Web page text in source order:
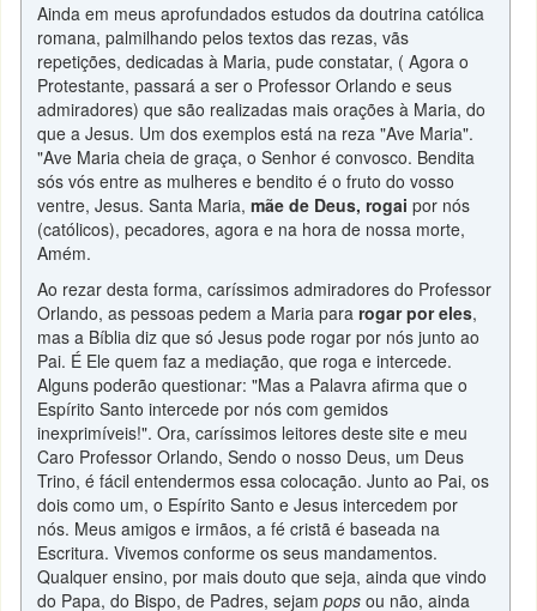
Ainda em meus aprofundados estudos da doutrina católica
romana, palmilhando pelos textos das rezas, vãs
repetições, dedicadas à Maria, pude constatar, ( Agora o
Protestante, passará a ser o Professor Orlando e seus
admiradores) que são realizadas mais orações à Maria, do
que a Jesus. Um dos exemplos está na reza "Ave Maria".
"Ave Maria cheia de graça, o Senhor é convosco. Bendita
sós vós entre as mulheres e bendito é o fruto do vosso
ventre, Jesus. Santa Maria,mãe de Deus, rogai por nós
(católicos), pecadores, agora e na hora de nossa morte,
Amém.
Ao rezar desta forma, caríssimos admiradores do Professor
Orlando, as pessoas pedem a Maria pararogar por eles,
mas a Bíblia diz que só Jesus pode rogar por nós junto ao
Pai. É Ele quem faz a mediação, que roga e intercede.
Alguns poderão questionar: "Mas a Palavra afirma que o
Espírito Santo intercede por nós com gemidos
inexprimíveis!". Ora, caríssimos leitores deste site e meu
Caro Professor Orlando, Sendo o nosso Deus, um Deus
Trino, é fácil entendermos essa colocação. Junto ao Pai, os
dois como um, o Espírito Santo e Jesus intercedem por
nós. Meus amigos e irmãos, a fé cristã é baseada na
Escritura. Vivemos conforme os seus mandamentos.
Qualquer ensino, por mais douto que seja, ainda que vindo
do Papa, do Bispo, de Padres, sejampops ou não, ainda